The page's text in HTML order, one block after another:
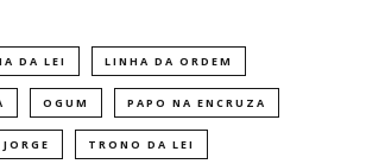
DA LEI LINHA DA ORDEM
OGUM PAPO NA ENCRUZA
TRONO DA LEI